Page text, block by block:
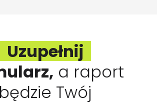
Uzupełnij
a raport
będzie Twój